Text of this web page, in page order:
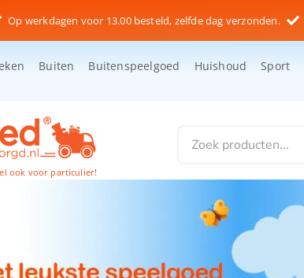
Op werkdagen voor 13.00 besteld, zelfde dag verzonden.
Buiten Buitenspeelgoed Huishoud Sport
ook voor particulier!